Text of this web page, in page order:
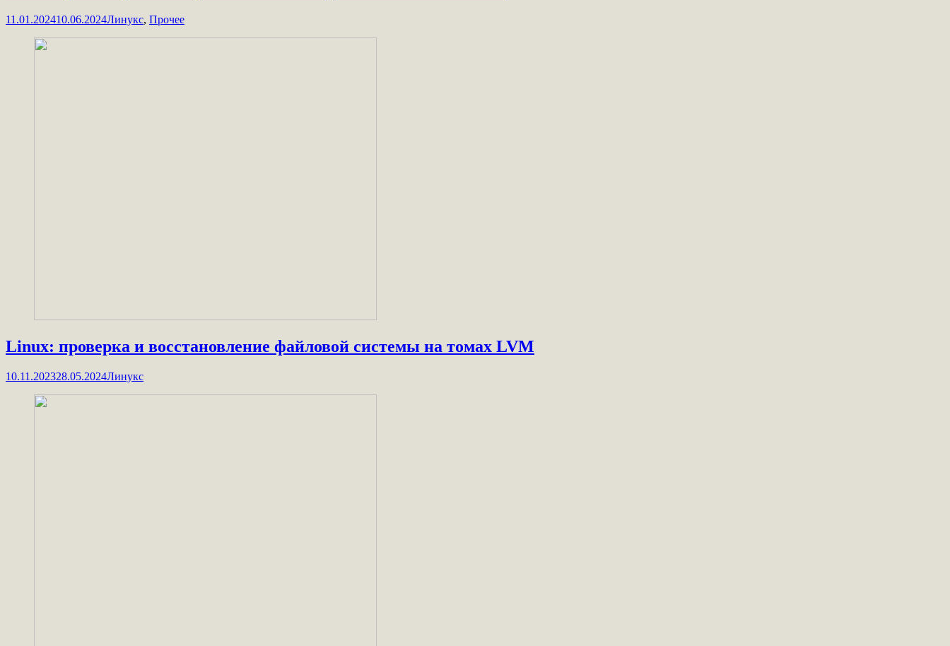
11.01.202410.06.2024Линукс, Прочее
Linux: проверка и восстановление файловой системы на томах LVM
10.11.202328.05.2024Линукс